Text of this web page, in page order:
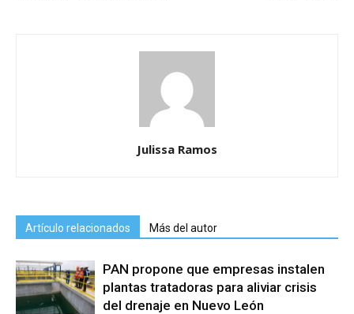
Julissa Ramos
Artículo relacionados Más del autor
PAN propone que empresas instalen
plantas tratadoras para aliviar crisis
del drenaje en Nuevo León